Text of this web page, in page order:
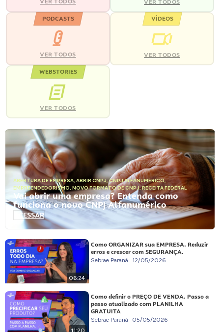
VER TODOS VER TODOS
PODCASTS
VER TODOS
VÍDEOS
VER TODOS
WEBSTORIES
VER TODOS
ABERTURA DE EMPRESA, ABRIR CNPJ,CNPJ ALFANUMÉRICO,
EMPREENDEDORISMO, NOVO FORMATO DE CNPJ,RECEITA FEDERAL
Vai abrir uma empresa? Entenda como
funciona o novo CNPJ Alfanumérico
ACESSAR
06:24
Como ORGANIZAR sua EMPRESA. Reduzir
erros e crescer com SEGURANÇA.
Sebrae Paraná 12/05/2026
11:20
Como definir o PREÇO DE VENDA. Passo a
passo atualizado com PLANILHA
GRATUITA
Sebrae Paraná 05/05/2026